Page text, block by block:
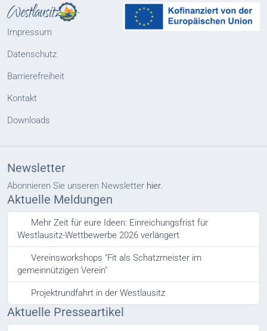
Impressum
Datenschutz
Barrierefreiheit
Kontakt
Downloads
Newsletter
Abonnieren Sie unseren Newsletter hier.
Aktuelle Meldungen
Mehr Zeit für eure Ideen: Einreichungsfrist für
Westlausitz-Wettbewerbe 2026 verlängert
Vereinsworkshops "Fit als Schatzmeister im
gemeinnützigen Verein"
Projektrundfahrt in der Westlausitz
Aktuelle Presseartikel